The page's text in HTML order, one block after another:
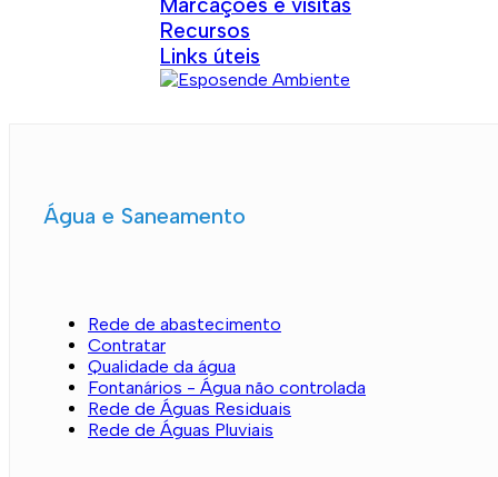
Recursos
Links úteis
Água e Saneamento
Rede de abastecimento
Contratar
Qualidade da água
Fontanários - Água não controlada
Rede de Águas Residuais
Rede de Águas Pluviais